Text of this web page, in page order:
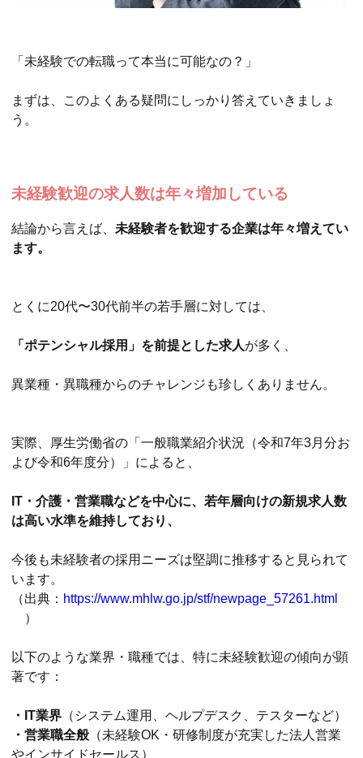
「未経験での転職って本当に可能なの？」
まずは、このよくある疑問にしっかり答えていきましょ
う。
未経験歓迎の求人数は年々増加している
結論から言えば、 未経験者を歓迎する企業は年々増えてい
ます。
とくに20代〜30代前半の若手層に対しては、
「ポテンシャル採用」を前提とした求人が多く、
異業種・異職種からのチャレンジも珍しくありません。
実際、厚生労働省の「一般職業紹介状況（令和7年3月分お
よび令和6年度分）」によると、
IT・介護・営業職などを中心に、若年層向けの新規求人数
は高い水準を維持しており、
今後も未経験者の採用ニーズは堅調に推移すると見られて
います。
（出典： https://www.mhlw.go.jp/stf/newpage_57261.html
）
以下のような業界・職種では、特に未経験歓迎の傾向が顕
著です：
・IT業界 （システム運用、ヘルプデスク、テスターなど）
・営業職全般 （未経験OK・研修制度が充実した法人営業
やインサイドセールス）